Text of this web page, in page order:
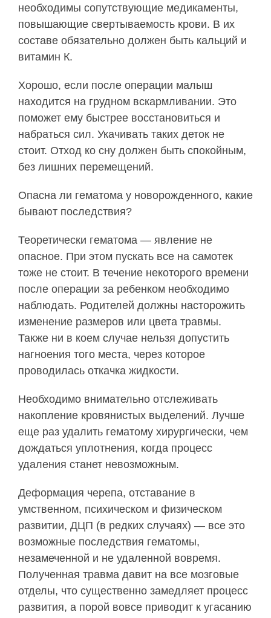
необходимы сопутствующие медикаменты,
повышающие свертываемость крови. В их
составе обязательно должен быть кальций и
витамин К.
Хорошо, если после операции малыш
находится на грудном вскармливании. Это
поможет ему быстрее восстановиться и
набраться сил. Укачивать таких деток не
стоит. Отход ко сну должен быть спокойным,
без лишних перемещений.
Опасна ли гематома у новорожденного, какие
бывают последствия?
Теоретически гематома — явление не
опасное. При этом пускать все на самотек
тоже не стоит. В течение некоторого времени
после операции за ребенком необходимо
наблюдать. Родителей должны насторожить
изменение размеров или цвета травмы.
Также ни в коем случае нельзя допустить
нагноения того места, через которое
проводилась откачка жидкости.
Необходимо внимательно отслеживать
накопление кровянистых выделений. Лучше
еще раз удалить гематому хирургически, чем
дождаться уплотнения, когда процесс
удаления станет невозможным.
Деформация черепа, отставание в
умственном, психическом и физическом
развитии, ДЦП (в редких случаях) — все это
возможные последствия гематомы,
незамеченной и не удаленной вовремя.
Полученная травма давит на все мозговые
отделы, что существенно замедляет процесс
развития, а порой вовсе приводит к угасанию